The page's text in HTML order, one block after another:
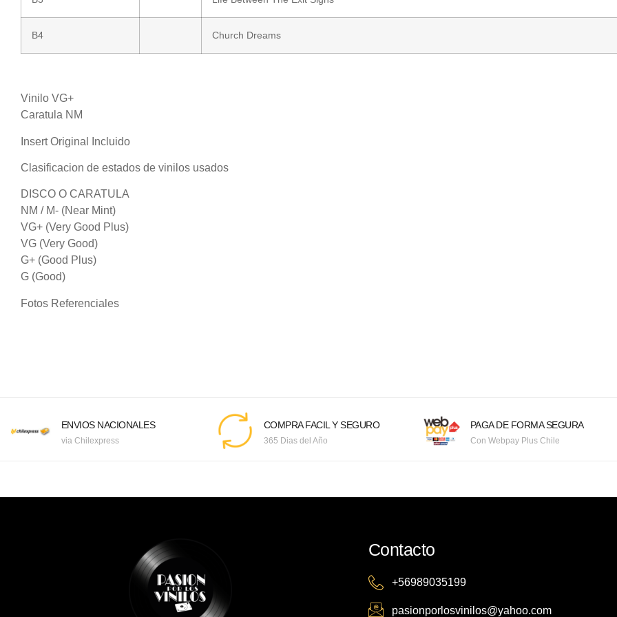
B4 Church Dreams
Vinilo VG+
Caratula NM
Insert Original Incluido
Clasificacion de estados de vinilos usados
DISCO O CARATULA
NM / M- (Near Mint)
VG+ (Very Good Plus)
VG (Very Good)
G+ (Good Plus)
G (Good)
Fotos Referenciales
ENVIOS NACIONALES
via Chilexpress
COMPRA FACIL Y SEGURO
365 Dias del Año
PAGA DE FORMA SEGURA
Con Webpay Plus Chile
Contacto
+56989035199
pasionporlosvinilos@yahoo.com